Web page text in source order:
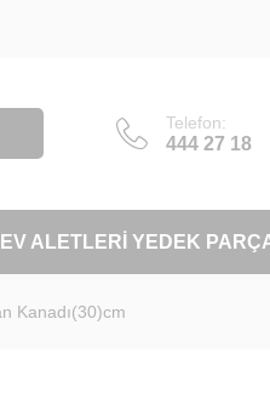
Telefon:
444 27 18
ALETLERI YEDEK
Kanadı(30)cm